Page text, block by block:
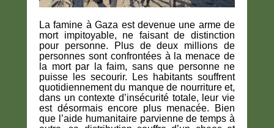
La famine à Gaza est devenue une arme de
mort impitoyable, ne faisant de distinction
pour personne. Plus de deux millions de
personnes sont confrontées à la menace de
la mort par la faim, sans que personne ne
puisse les secourir. Les habitants souffrent
quotidiennement du manque de nourriture et,
dans un contexte d’insécurité totale, leur vie
est désormais encore plus menacée. Bien
que l’aide humanitaire parvienne de temps à